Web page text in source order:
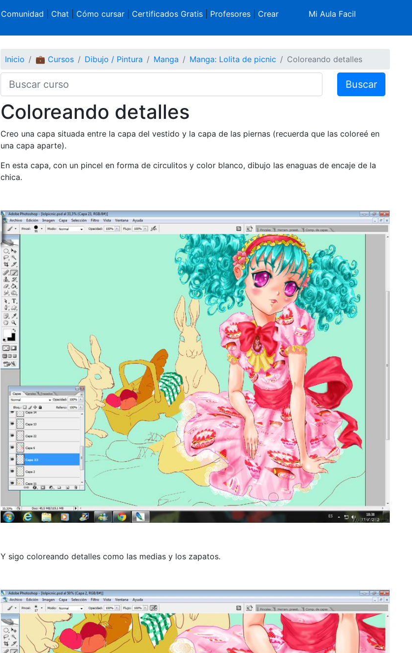
Comunidad Chat Cómo cursar| Certificados Gratis| Profesores| Crear
Mi Aula Facil
Inicio 💼 Cursos Dibujo / Pintura Manga Manga: Lolita de picnic Coloreando detalles
Buscar
Coloreando detalles
Creo una capa situada entre la capa del vestido y la capa de las piernas (recuerda que las coloreé en
una capa aparte).
En esta capa, con un pincel en forma de circulitos y color blanco, dibujo las enaguas de encaje de la
chica.
Y sigo coloreando detalles como las medias y los zapatos.